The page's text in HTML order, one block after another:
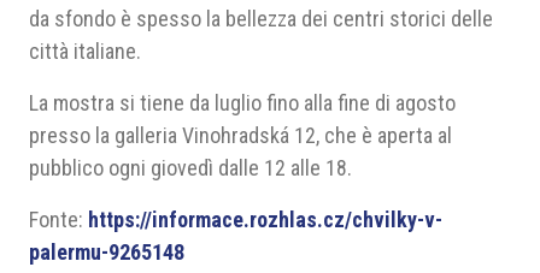
da sfondo è spesso la bellezza dei centri storici delle
città italiane.
La mostra si tiene da luglio fino alla fine di agosto
presso la galleria Vinohradská 12, che è aperta al
pubblico ogni giovedì dalle 12 alle 18.
Fonte: https://informace.rozhlas.cz/chvilky-v-
palermu-9265148